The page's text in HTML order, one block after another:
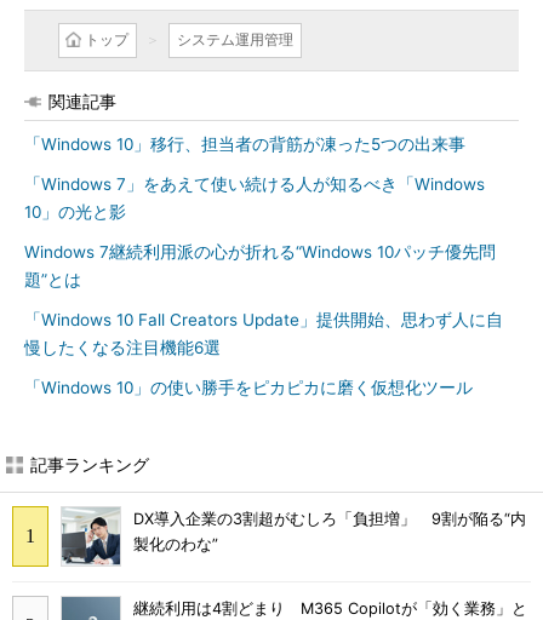
トップ システム運用管理
関連記事
「Windows 10」移行、担当者の背筋が凍った5つの出来事
「Windows 7」をあえて使い続ける人が知るべき「Windows
10」の光と影
Windows 7継続利用派の心が折れる“Windows 10パッチ優先問
題”とは
「Windows 10 Fall Creators Update」提供開始、思わず人に自
慢したくなる注目機能6選
「Windows 10」の使い勝手をピカピカに磨く仮想化ツール
記事ランキング
DX導入企業の3割超がむしろ「負担増」 9割が陥る“内
製化のわな”
継続利用は4割どまり M365 Copilotが「効く業務」と